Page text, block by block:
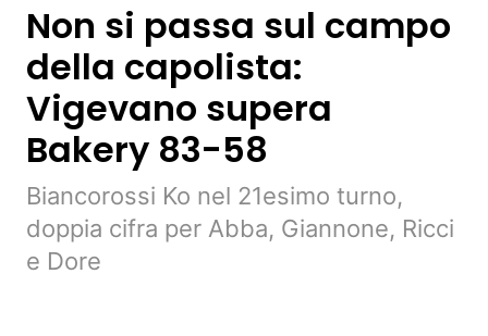
Non si passa sul campo
della capolista:
Vigevano supera
Bakery 83-58
Biancorossi Ko nel 21esimo turno,
doppia cifra per Abba, Giannone, Ricci
e Dore